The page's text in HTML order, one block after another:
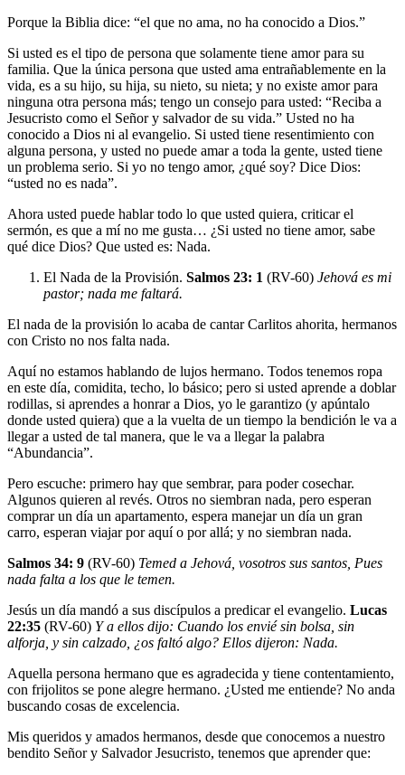
Porque la Biblia dice: “el que no ama, no ha conocido a Dios.”
Si usted es el tipo de persona que solamente tiene amor para su
familia. Que la única persona que usted ama entrañablemente en la
vida, es a su hijo, su hija, su nieto, su nieta; y no existe amor para
ninguna otra persona más; tengo un consejo para usted: “Reciba a
Jesucristo como el Señor y salvador de su vida.” Usted no ha
conocido a Dios ni al evangelio. Si usted tiene resentimiento con
alguna persona, y usted no puede amar a toda la gente, usted tiene
un problema serio. Si yo no tengo amor, ¿qué soy? Dice Dios:
“usted no es nada”.
Ahora usted puede hablar todo lo que usted quiera, criticar el
sermón, es que a mí no me gusta… ¿Si usted no tiene amor, sabe
qué dice Dios? Que usted es: Nada.
El Nada de la Provisión. Salmos 23: 1 (RV-60) Jehová es mi
pastor; nada me faltará.
El nada de la provisión lo acaba de cantar Carlitos ahorita, hermanos
con Cristo no nos falta nada.
Aquí no estamos hablando de lujos hermano. Todos tenemos ropa
en este día, comidita, techo, lo básico; pero si usted aprende a doblar
rodillas, si aprendes a honrar a Dios, yo le garantizo (y apúntalo
donde usted quiera) que a la vuelta de un tiempo la bendición le va a
llegar a usted de tal manera, que le va a llegar la palabra
“Abundancia”.
Pero escuche: primero hay que sembrar, para poder cosechar.
Algunos quieren al revés. Otros no siembran nada, pero esperan
comprar un día un apartamento, espera manejar un día un gran
carro, esperan viajar por aquí o por allá; y no siembran nada.
Salmos 34: 9 (RV-60) Temed a Jehová, vosotros sus santos, Pues
nada falta a los que le temen.
Jesús un día mandó a sus discípulos a predicar el evangelio. Lucas
22:35 (RV-60) Y a ellos dijo: Cuando los envié sin bolsa, sin
alforja, y sin calzado, ¿os faltó algo? Ellos dijeron: Nada.
Aquella persona hermano que es agradecida y tiene contentamiento,
con frijolitos se pone alegre hermano. ¿Usted me entiende? No anda
buscando cosas de excelencia.
Mis queridos y amados hermanos, desde que conocemos a nuestro
bendito Señor y Salvador Jesucristo, tenemos que aprender que: